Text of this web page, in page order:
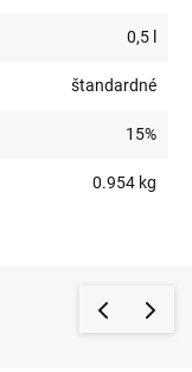
0,5 l
štandardné
15%
0.954 kg